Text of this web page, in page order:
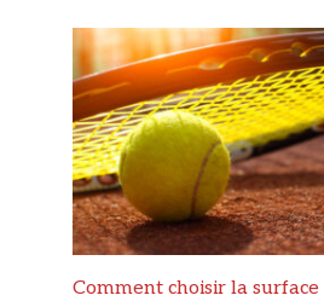
Comment choisir la